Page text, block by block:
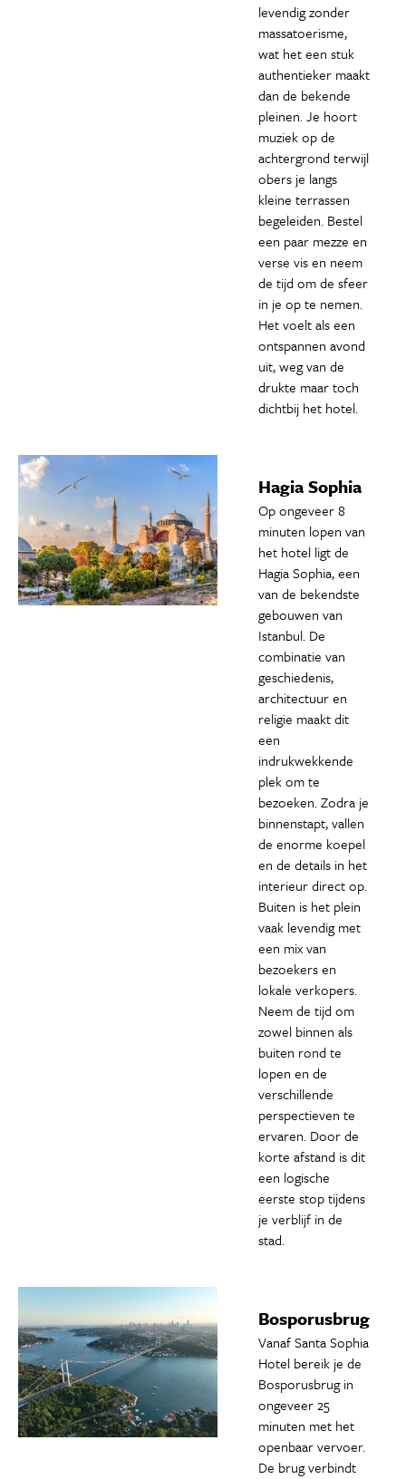
levendig zonder
massatoerisme,
wat het een stuk
authentieker maakt
dan de bekende
pleinen. Je hoort
muziek op de
achtergrond terwijl
obers je langs
kleine terrassen
begeleiden. Bestel
een paar mezze en
verse vis en neem
de tijd om de sfeer
in je op te nemen.
Het voelt als een
ontspannen avond
uit, weg van de
drukte maar toch
dichtbij het hotel.
Hagia Sophia
Op ongeveer 8
minuten lopen van
het hotel ligt de
Hagia Sophia, een
van de bekendste
gebouwen van
Istanbul. De
combinatie van
geschiedenis,
architectuur en
religie maakt dit
een
indrukwekkende
plek om te
bezoeken. Zodra je
binnenstapt, vallen
de enorme koepel
en de details in het
interieur direct op.
Buiten is het plein
vaak levendig met
een mix van
bezoekers en
lokale verkopers.
Neem de tijd om
zowel binnen als
buiten rond te
lopen en de
verschillende
perspectieven te
ervaren. Door de
korte afstand is dit
een logische
eerste stop tijdens
je verblijf in de
stad.
Bosporusbrug
Vanaf Santa Sophia
Hotel bereik je de
Bosporusbrug in
ongeveer 25
minuten met het
openbaar vervoer.
De brug verbindt